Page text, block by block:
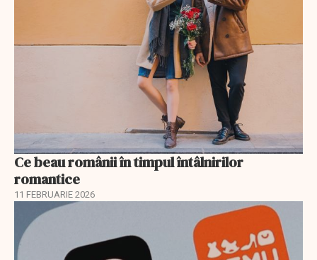
Ce beau românii în timpul întâlnirilor
romantice
11 FEBRUARIE 2026